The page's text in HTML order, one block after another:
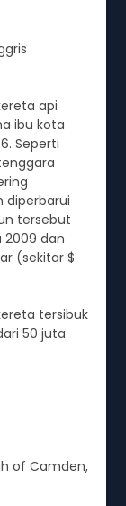
api
ibu kota
Seperti
diperbarui
tersebut
dan
(sekitar $
tersibuk
50 juta
of Camden,